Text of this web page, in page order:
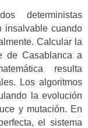
deterministas
insalvable cuando
Calcular la
de Casablanca a
resulta
Los algoritmos
la evolución
y mutación. En
el sistema